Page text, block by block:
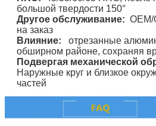
большой твердости 150°
Другое обслуживание:
на заказ
Влияние: отрезанные
обширном районе, сохраняя
Подвергая механической
Наружные круг и близкое
частей